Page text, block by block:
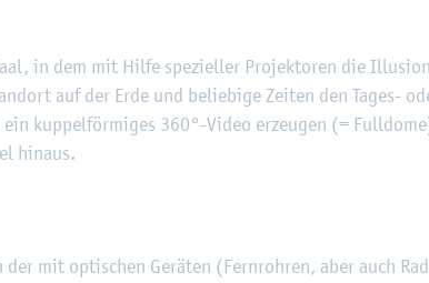
in dem mit Hilfe spe­zi­el­ler Pro­jek­to­ren die
auf der Erde und be­lie­bi­ge Zei­ten den Tages-
kup­pel­för­mi­ges 360°-Video er­zeu­gen (=
hin­aus.
mit op­ti­schen Ge­rä­ten (Fern­roh­ren, aber auch